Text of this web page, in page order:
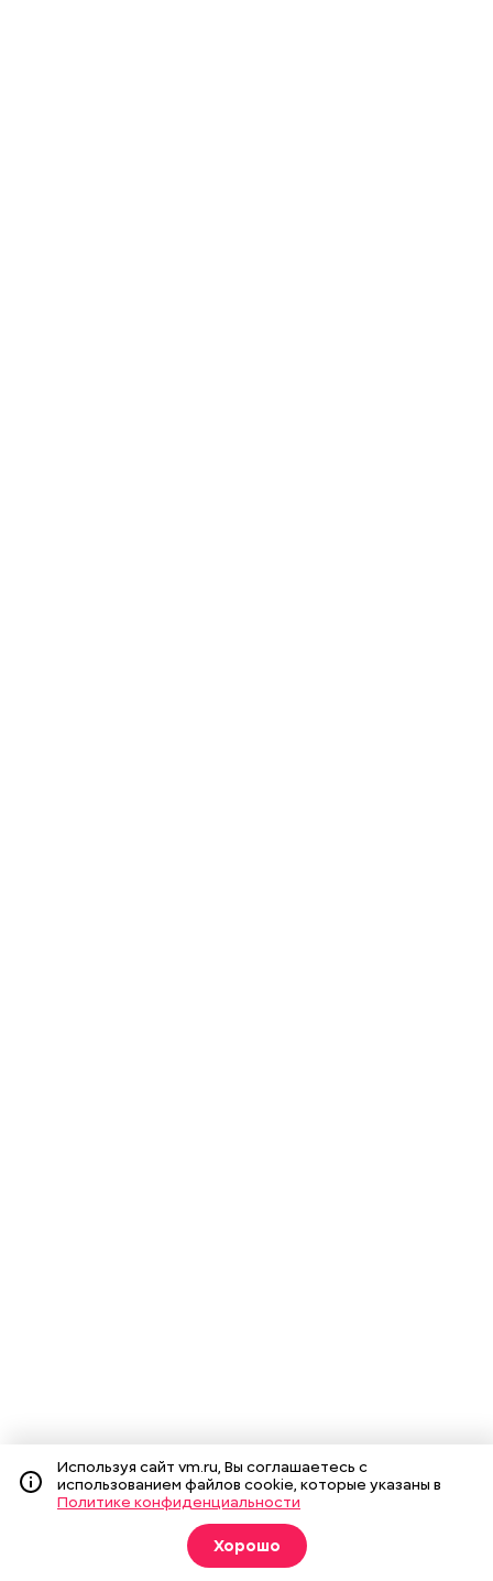
Используя сайт vm.ru, Вы соглашаетесь с
использованием файлов cookie, которые указаны в
Политике конфиденциальности
Хорошо